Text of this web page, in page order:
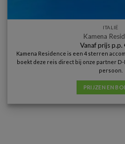
ITALIË
Kamena
Vanaf prijs p.p.
Kamena Residence is een 4 sterren
boekt deze reis direct bij onze partner D-
persoon.
PRIJZEN EN